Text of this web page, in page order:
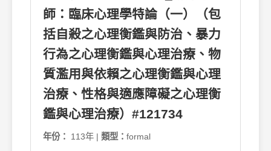
師：臨床心理學特論（一）（包
括自殺之心理衡鑑與防治、暴力
行為之心理衡鑑與心理治療、物
質濫用與依賴之心理衡鑑與心理
治療、性格與適應障礙之心理衡
鑑與心理治療）#121734
年份： 113年 | 類型： formal